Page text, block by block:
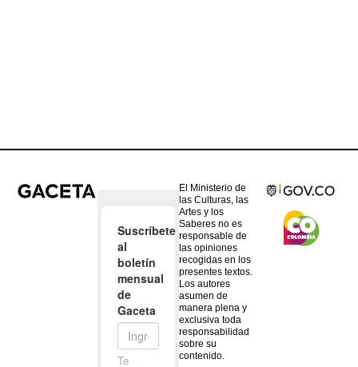
El Ministerio de
las Culturas, las
Artes y los
Saberes no es
responsable de
las opiniones
recogidas en los
presentes textos.
Los autores
asumen de
manera plena y
exclusiva toda
responsabilidad
sobre su
contenido.